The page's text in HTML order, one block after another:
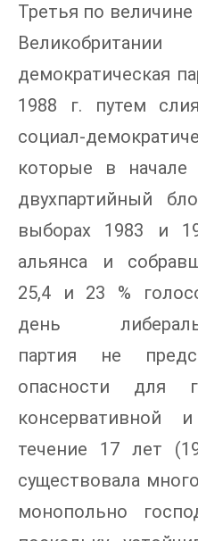
Третья по величине
демократическая
1988 г. путем
социал-
которые в начале
двухпартийный
выборах 1983 и
альянса и
25,4 и 23 %
день
партия не
опасности для
консервативной
течение 17 лет
существовала
монопольно